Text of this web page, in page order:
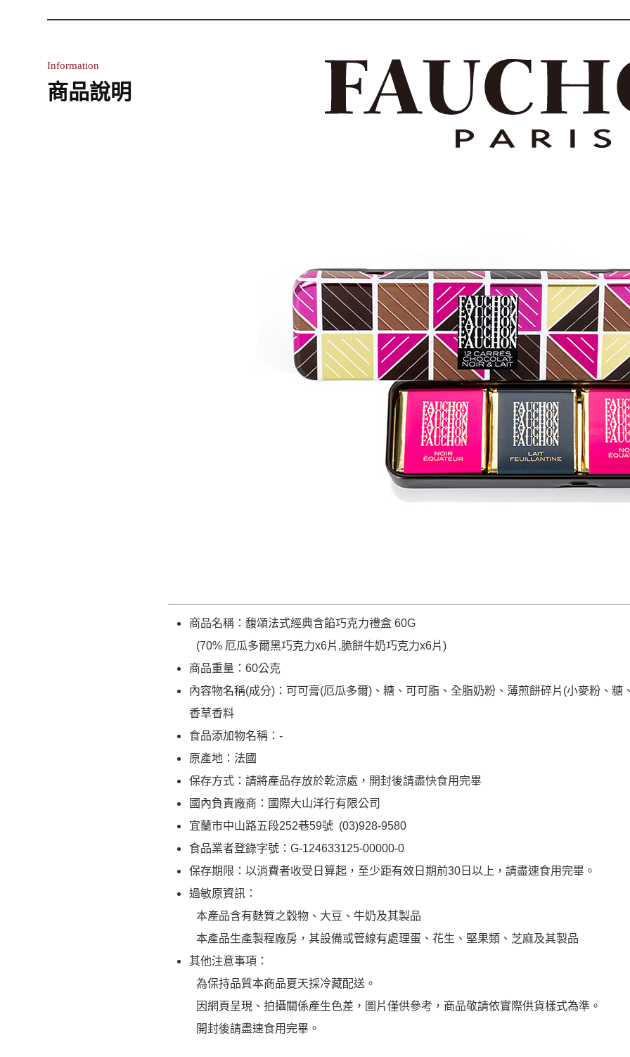
Information
商品說明
商品名稱：馥頌法式經典含餡巧克力禮盒 60G
(70% 厄瓜多爾黑巧克力x6片,脆餅牛奶巧克力x6片)
商品重量：60公克
內容物名稱(成分)：可可膏(厄瓜多爾)、糖、可可脂、全脂奶粉、薄煎餅碎片(小麥粉、
香草香料
食品添加物名稱：-
原產地：法國
保存方式：請將產品存放於乾涼處，開封後請盡快食用完畢
國內負責廠商：國際大山洋行有限公司
宜蘭市中山路五段252巷59號 (03)928-9580
食品業者登錄字號：G-124633125-00000-0
保存期限：以消費者收受日算起，至少距有效日期前30日以上，請盡速食用完畢。
過敏原資訊：
本產品含有麩質之穀物、大豆、牛奶及其製品
本產品生產製程廠房，其設備或管線有處理蛋、花生、堅果類、芝麻及其製品
其他注意事項：
為保持品質本商品夏天採冷藏配送。
因網頁呈現、拍攝關係產生色差，圖片僅供參考，商品敬請依實際供貨樣式為準。
開封後請盡速食用完畢。